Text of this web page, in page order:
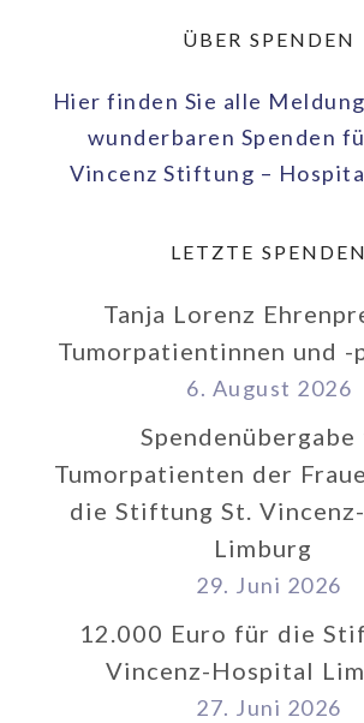
ÜBER SPENDEN
Hier finden Sie alle
wunderbaren Spenden
Vincenz Stiftung –
LETZTE SPENDEN
Tanja Lorenz
Tumorpatientinnen und -
6. August 2026
Spendenübergabe
Tumorpatienten der
die Stiftung St.
Limburg
29. Juni 2026
12.000 Euro für die
Vincenz-Hospital
27. Juni 2026